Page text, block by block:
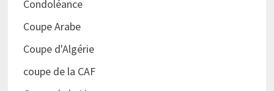
Condoléance
Coupe Arabe
Coupe d'Algérie
coupe de la CAF